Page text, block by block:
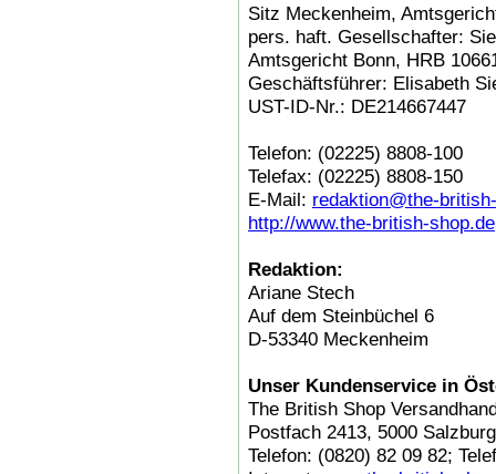
Sitz Meckenheim,
pers. haft. Gesellschafter:
Amtsgericht Bonn, HRB
Geschäftsführer: Elisabeth
UST-ID-Nr.: DE214667447
Telefon: (02225) 8808-100
Telefax: (02225) 8808-150
E-Mail: redaktion@the-
http://www.the-british-shop.de
Redaktion:
Ariane Stech
Auf dem Steinbüchel 6
D-53340 Meckenheim
Unser Kundenservice in
The British Shop
Postfach 2413, 5000 Salzburg
Telefon: (0820) 82 09 82;